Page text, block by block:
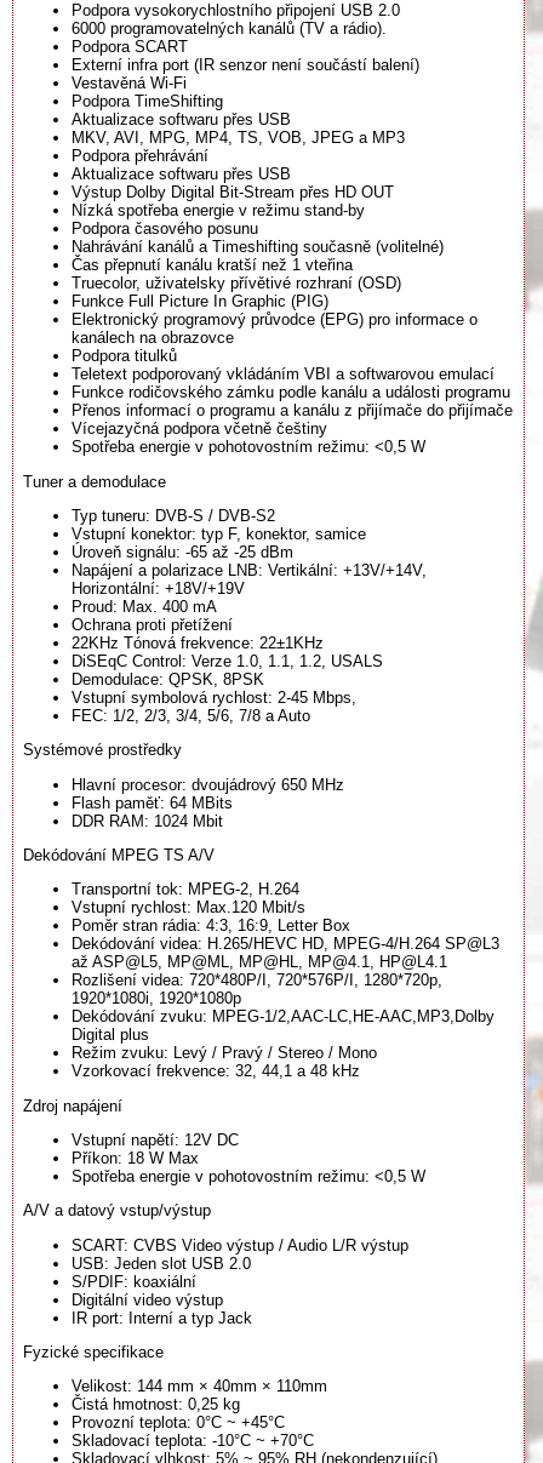
Podpora vysokorychlostního připojení USB 2.0
6000 programovatelných kanálů (TV a rádio).
Podpora SCART
Externí infra port (IR senzor není součástí balení)
Vestavěná Wi-Fi
Podpora TimeShifting
Aktualizace softwaru přes USB
MKV, AVI, MPG, MP4, TS, VOB, JPEG a MP3
Podpora přehrávání
Aktualizace softwaru přes USB
Výstup Dolby Digital Bit-Stream přes HD OUT
Nízká spotřeba energie v režimu stand-by
Podpora časového posunu
Nahrávání kanálů a Timeshifting současně (volitelné)
Čas přepnutí kanálu kratší než 1 vteřina
Truecolor, uživatelsky přívětivé rozhraní (OSD)
Funkce Full Picture In Graphic (PIG)
Elektronický programový průvodce (EPG) pro informace o
kanálech na obrazovce
Podpora titulků
Teletext podporovaný vkládáním VBI a softwarovou emulací
Funkce rodičovského zámku podle kanálu a události programu
Přenos informací o programu a kanálu z přijímače do přijímače
Vícejazyčná podpora včetně češtiny
Spotřeba energie v pohotovostním režimu: <0,5 W
Tuner a demodulace
Typ tuneru: DVB-S / DVB-S2
Vstupní konektor: typ F, konektor, samice
Úroveň signálu: -65 až -25 dBm
Napájení a polarizace LNB: Vertikální: +13V/+14V,
Horizontální: +18V/+19V
Proud: Max. 400 mA
Ochrana proti přetížení
22KHz Tónová frekvence: 22±1KHz
DiSEqC Control: Verze 1.0, 1.1, 1.2, USALS
Demodulace: QPSK, 8PSK
Vstupní symbolová rychlost: 2-45 Mbps,
FEC: 1/2, 2/3, 3/4, 5/6, 7/8 a Auto
Systémové prostředky
Hlavní procesor: dvoujádrový 650 MHz
Flash paměť: 64 MBits
DDR RAM: 1024 Mbit
Dekódování MPEG TS A/V
Transportní tok: MPEG-2, H.264
Vstupní rychlost: Max.120 Mbit/s
Poměr stran rádia: 4:3, 16:9, Letter Box
Dekódování videa: H.265/HEVC HD, MPEG-4/H.264 SP@L3
až ASP@L5, MP@ML, MP@HL, MP@4.1, HP@L4.1
Rozlišení videa: 720*480P/I, 720*576P/I, 1280*720p,
1920*1080i, 1920*1080p
Dekódování zvuku: MPEG-1/2,AAC-LC,HE-AAC,MP3,Dolby
Digital plus
Režim zvuku: Levý / Pravý / Stereo / Mono
Vzorkovací frekvence: 32, 44,1 a 48 kHz
Zdroj napájení
Vstupní napětí: 12V DC
Příkon: 18 W Max
Spotřeba energie v pohotovostním režimu: <0,5 W
A/V a datový vstup/výstup
SCART: CVBS Video výstup / Audio L/R výstup
USB: Jeden slot USB 2.0
S/PDIF: koaxiální
Digitální video výstup
IR port: Interní a typ Jack
Fyzické specifikace
Velikost: 144 mm × 40mm × 110mm
Čistá hmotnost: 0,25 kg
Provozní teplota: 0°C ~ +45°C
Skladovací teplota: -10°C ~ +70°C
Skladovací vlhkost: 5% ~ 95% RH (nekondenzující)